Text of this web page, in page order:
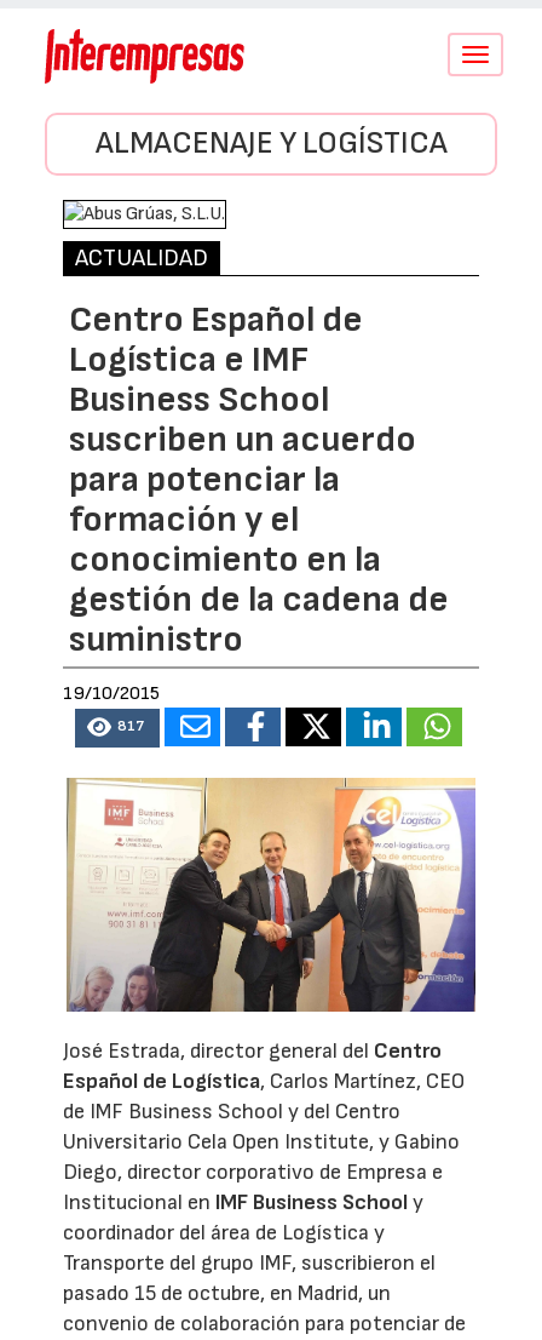
Conmutar
ALMACENAJE Y LOGÍSTICA
ACTUALIDAD
Centro Español de
Logística e IMF
Business School
suscriben un acuerdo
para potenciar la
formación y el
conocimiento en la
gestión de la cadena de
suministro
19/10/2015
817
José Estrada, director general del Centro
Español de Logística, Carlos Martínez, CEO
de IMF Business School y del Centro
Universitario Cela Open Institute, y Gabino
Diego, director corporativo de Empresa e
Institucional en IMF Business Schooly
coordinador del área de Logística y
Transporte del grupo IMF, suscribieron el
pasado 15 de octubre, en Madrid, un
convenio de colaboración para potenciar de